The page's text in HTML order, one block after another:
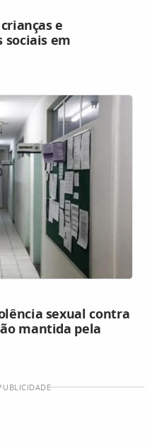
e
sociais em
sexual contra
mantida pela